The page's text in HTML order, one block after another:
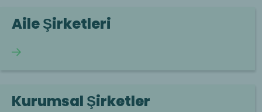
Aile Şirketleri
Kurumsal Şirketler